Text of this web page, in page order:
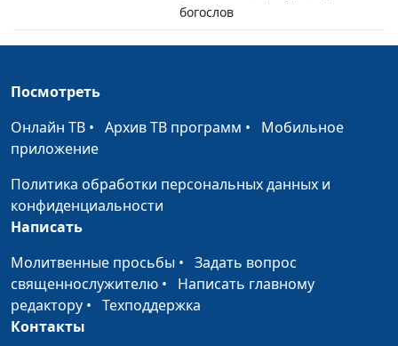
богослов
Имена в Библии:
символизм
Олег Габрусевич,
богослов
#89
перевод Библии?
историк, богослов,
богослов
Зарождение
христианства и
период Второго
Валерий Малышев,
Эдуард Егизарян,
Посмотреть
Онлайн ТВ • Архив ТВ программ • Мобильное
приложение
Политика обработки персональных данных и
конфиденциальности
Написать
Молитвенные просьбы • Задать вопрос
священнослужителю • Написать главному
редактору • Техподдержка
Контакты